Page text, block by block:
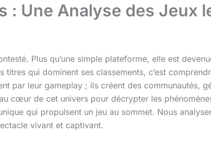
: Une Analyse des Jeux
Plus qu’une simple plateforme, elle est
qui dominent ses classements, c’est
par leur gameplay ; ils créent des communautés,
cœur de cet univers pour décrypter les
qui propulsent un jeu au sommet. Nous
vivant et captivant.